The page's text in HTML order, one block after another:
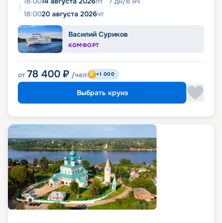
18:0020 августа 2026чт
Василий Суриков
КОМФОРТ
от 78 400 ₽ /чел +1 000
Выбрать круиз